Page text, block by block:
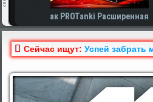
Модпак Amway921
Сейчас ищут: Успей забрать